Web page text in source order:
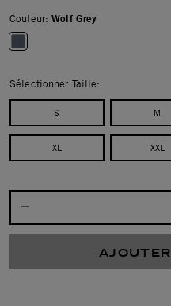
Couleur:Wolf Grey
Sélectionner Taille:
S M
XL XXL